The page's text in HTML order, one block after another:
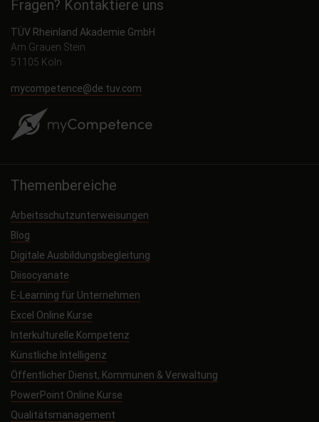
Fragen? Kontaktiere uns
TÜV Rheinland Akademie GmbH
Am Grauen Stein
51105 Köln
mycompetence@de.tuv.com
Themenbereiche
Arbeitsschutzunterweisungen
Blog
Digitale Ausbildungsbegleitung
Diisocyanate
E-Learning für Unternehmen
Excel Online Kurse
Interkulturelle Kompetenz
Künstliche Intelligenz
Öffentlicher Dienst, Kommunen & Verwaltung
PowerPoint Online Kurse
Qualitätsmanagement